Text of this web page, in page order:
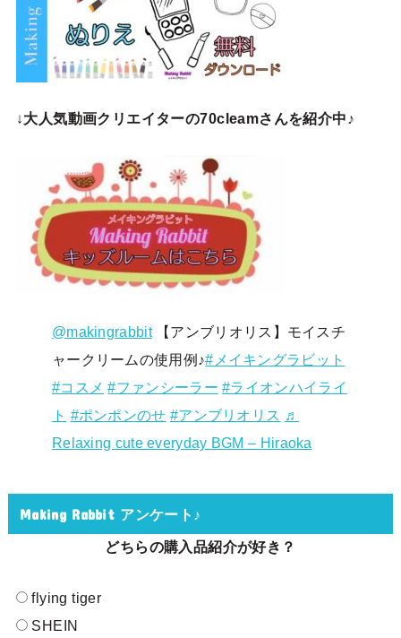
↓大人気動画クリエイターの70cleamさんを紹介中♪
@makingrabbit【アンブリオリス】モイスチ
ャークリームの使用例♪#メイキングラビット
#コスメ #ファンシーラー #ライオンハイライ
ト #ポンポンのせ #アンブリオリス ♬
Relaxing cute everyday BGM – Hiraoka
Making Rabbit アンケート♪
どちらの購入品紹介が好き？
flying tiger
SHEIN